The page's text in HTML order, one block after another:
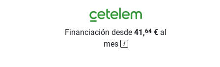
Financiación desde41,64 € al
mes